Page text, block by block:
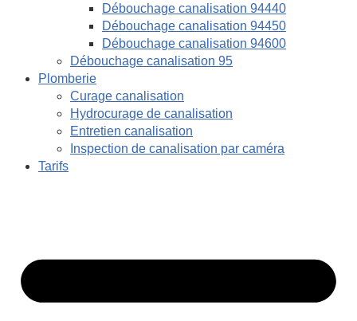
Débouchage canalisation 94440
Débouchage canalisation 94450
Débouchage canalisation 94600
Débouchage canalisation 95
Plomberie
Curage canalisation
Hydrocurage de canalisation
Entretien canalisation
Inspection de canalisation par caméra
Tarifs